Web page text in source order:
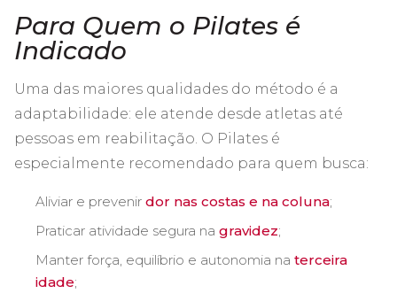
Para Quem o Pilates é
Indicado
Uma das maiores qualidades do método é a
adaptabilidade: ele atende desde atletas até
pessoas em reabilitação. O Pilates é
especialmente recomendado para quem busca:
Aliviar e prevenir dor nas costas e na coluna;
Praticar atividade segura na gravidez;
Manter força, equilíbrio e autonomia na terceira
idade;